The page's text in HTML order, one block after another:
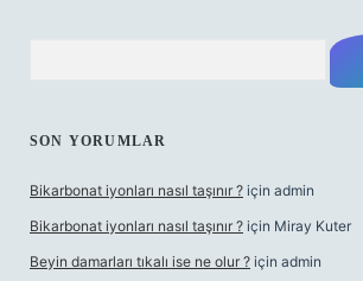
SON YORUMLAR
Bikarbonat iyonları nasıl taşınır ? için admin
Bikarbonat iyonları nasıl taşınır ? için Miray Kuter
Beyin damarları tıkalı ise ne olur ? için admin